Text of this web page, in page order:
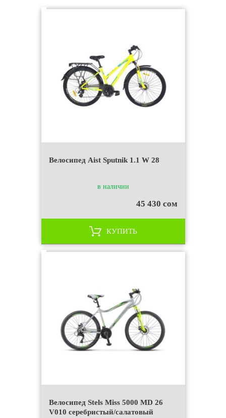
Велосипед Aist Sputnik 1.1 W 28
в наличии
45 430 сом
КУПИТЬ
Велосипед Stels Miss 5000 MD 26
V010 серебристый/салатовый